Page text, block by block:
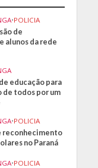
•POLICIA
de
alunos da rede
educação para
todos por um
•POLICIA
reconhecimento
no Paraná
•POLICIA